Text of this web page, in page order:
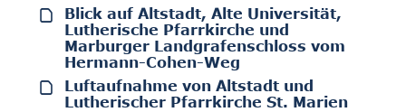
Blick auf Altstadt, Alte Universität,
Lutherische Pfarrkirche und
Marburger Landgrafenschloss vom
Hermann-Cohen-Weg
Luftaufnahme von Altstadt und
Lutherischer Pfarrkirche St. Marien